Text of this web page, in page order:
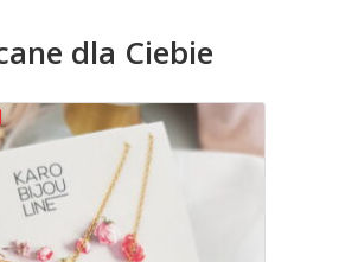
Opcje
wybrać
na
dla Ciebie